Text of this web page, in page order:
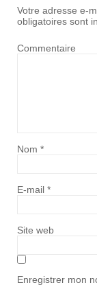
Votre adresse e-
obligatoires sont
Commentaire
Nom *
E-mail *
Site web
Enregistrer mon